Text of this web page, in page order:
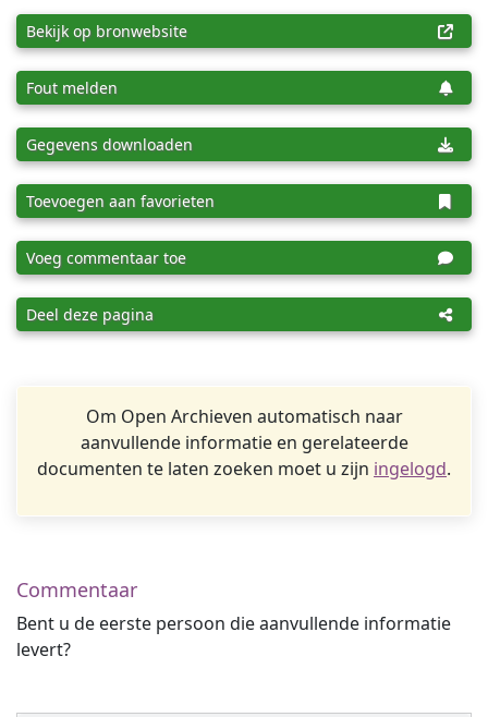
Bekijk op bronwebsite
Fout melden
Gegevens downloaden
Toevoegen aan favorieten
Voeg commentaar toe
Deel deze pagina
Om Open Archieven automatisch naar
aanvullende informatie en gerelateerde
documenten te laten zoeken moet u zijn ingelogd.
Commentaar
Bent u de eerste persoon die aanvullende informatie
levert?